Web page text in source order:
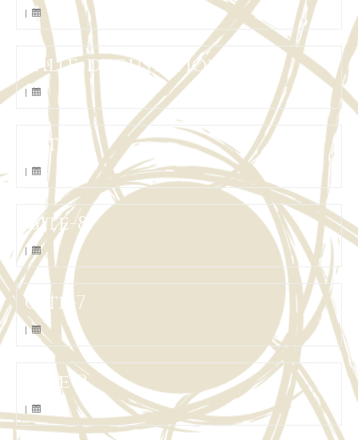
|
salle-degustation-5
|
Gite-9
|
Gite-8
|
Gite-7
|
Gite-2
|